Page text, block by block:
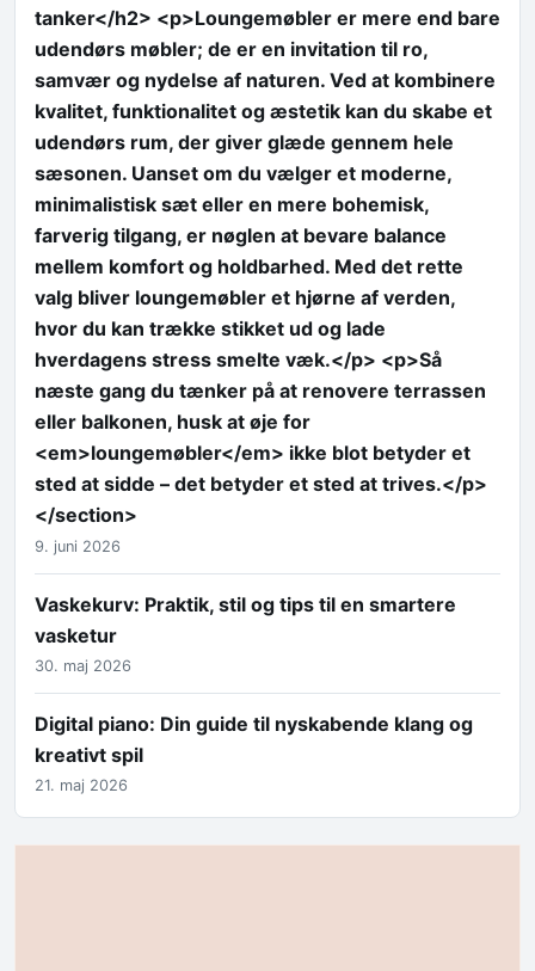
tanker</h2> <p>Loungemøbler er mere end bare
udendørs møbler; de er en invitation til ro,
samvær og nydelse af naturen. Ved at kombinere
kvalitet, funktionalitet og æstetik kan du skabe et
udendørs rum, der giver glæde gennem hele
sæsonen. Uanset om du vælger et moderne,
minimalistisk sæt eller en mere bohemisk,
farverig tilgang, er nøglen at bevare balance
mellem komfort og holdbarhed. Med det rette
valg bliver loungemøbler et hjørne af verden,
hvor du kan trække stikket ud og lade
hverdagens stress smelte væk.</p> <p>Så
næste gang du tænker på at renovere terrassen
eller balkonen, husk at øje for
<em>loungemøbler</em> ikke blot betyder et
sted at sidde – det betyder et sted at trives.</p>
</section>
9. juni 2026
Vaskekurv: Praktik, stil og tips til en smartere
vasketur
30. maj 2026
Digital piano: Din guide til nyskabende klang og
kreativt spil
21. maj 2026